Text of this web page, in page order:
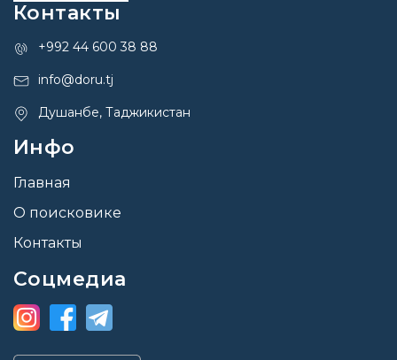
Контакты
+992 44 600 38 88
info@doru.tj
Душанбе, Таджикистан
Инфо
Главная
О поисковике
Контакты
Соцмедиа